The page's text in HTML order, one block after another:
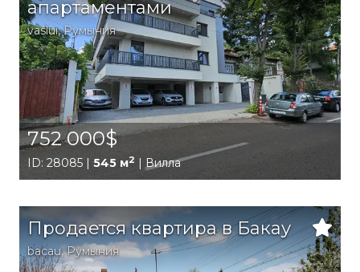
апартаментами
vaslui,Румыния
752 000$
ID: 28085 | 545 м2 | Вилла
Продается квартира в Бакау
bacau,Румыния